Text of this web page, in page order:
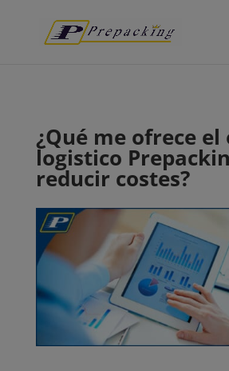
¿Qué me ofrece
logistico
reducir costes?